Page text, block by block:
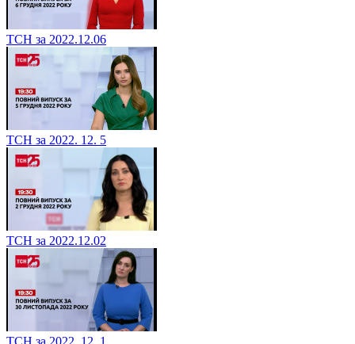
ТСН за 2022.12.06
ТСН за 2022. 12. 5
ТСН за 2022.12.02
ТСН за 2022. 12. 1